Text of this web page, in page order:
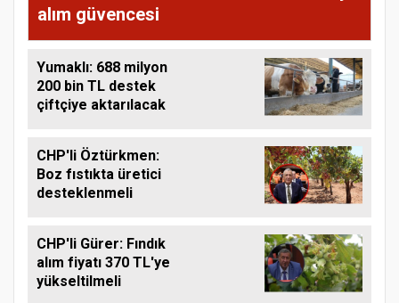
alım güvencesi
Yumaklı: 688 milyon
200 bin TL destek
çiftçiye aktarılacak
CHP'li Öztürkmen:
Boz fıstıkta üretici
desteklenmeli
CHP'li Gürer: Fındık
alım fiyatı 370 TL'ye
yükseltilmeli